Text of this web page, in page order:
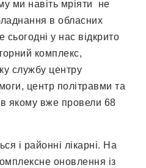
ми навіть мріяти не
в обласних
у нас відкрито
комплекс,
службу центру
центр політравми та
в якому вже провели 68
і районні лікарні. На
оновлення із